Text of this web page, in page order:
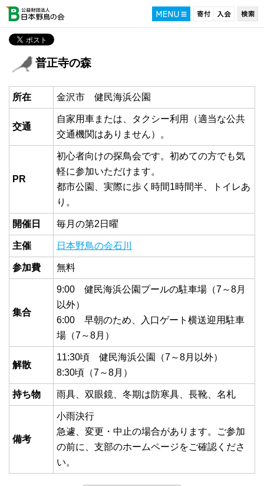
普正寺の森
所在 金沢市 健民海浜公園
交通
自家用車または、タクシー利用（適当な公共
交通機関はありません）。
PR
初心者向けの探鳥会です。初めての方でも気
軽に参加いただけます。
都市公園、実際に歩く時間1時間半、トイレあ
り。
開催日 毎月の第2日曜
主催 日本野鳥の会石川
参加費 無料
集合
9:00 健民海浜公園プールの駐車場（7～8月
以外）
6:00 早朝のため、入口ゲート横送迎用駐車
場（7～8月）
解散
11:30頃 健民海浜公園（7～8月以外）
8:30頃（7～8月）
持ち物 雨具、双眼鏡、冬期は防寒具、長靴、名札
備考
小雨決行
急遽、変更・中止の場合があります。ご参加
の前に、支部のホームページをご確認くださ
い。